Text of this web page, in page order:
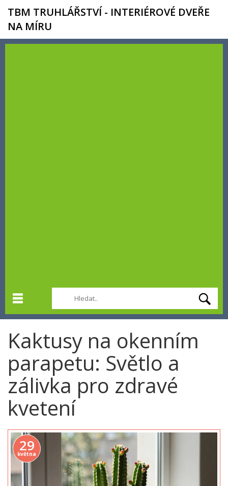
TBM TRUHLÁŘSTVÍ - INTERIÉROVÉ DVEŘE
NA MÍRU
Kaktusy na okenním
parapetu: Světlo a
zálivka pro zdravé
kvetení
29
května